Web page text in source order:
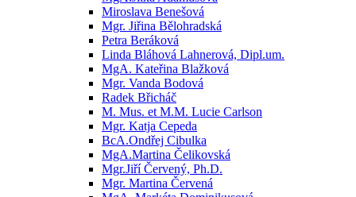
Miroslava Benešová
Mgr. Jiřina Bělohradská
Petra Beráková
Linda Bláhová Lahnerová, Dipl.um.
MgA. Kateřina Blažková
Mgr. Vanda Bodová
Radek Břicháč
M. Mus. et M.M. Lucie Carlson
Mgr. Katja Cepeda
BcA.Ondřej Cibulka
MgA.Martina Čelikovská
Mgr.Jiří Červený, Ph.D.
Mgr. Martina Červená